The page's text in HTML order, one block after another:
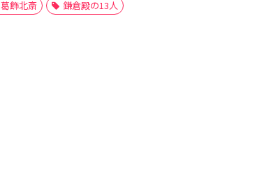
葛飾北斎 鎌倉殿の13人